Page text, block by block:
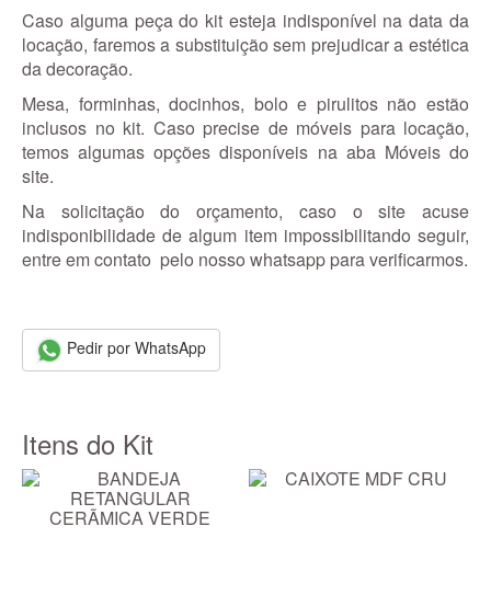
Caso alguma peça do kit esteja indisponível na data da
locação, faremos a substituição sem prejudicar a estética
da decoração.
Mesa, forminhas, docinhos, bolo e pirulitos não estão
inclusos no kit. Caso precise de móveis para locação,
temos algumas opções disponíveis na aba Móveis do
site.
Na solicitação do orçamento, caso o site acuse
indisponibilidade de algum item impossibilitando seguir,
entre em contato pelo nosso whatsapp para verificarmos.
Pedir por WhatsApp
Itens do Kit